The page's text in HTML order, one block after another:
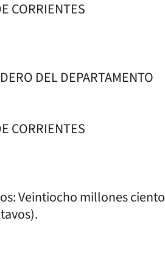
CORRIENTES
DEL DEPARTAMENTO
CORRIENTES
Veintiocho millones ciento